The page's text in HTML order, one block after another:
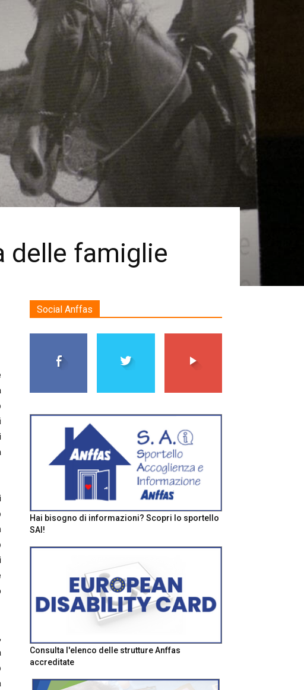
delle famiglie
Social Anffas
Hai bisogno di informazioni? Scopri lo sportello
SAI!
Consulta l'elenco delle strutture Anffas
accreditate